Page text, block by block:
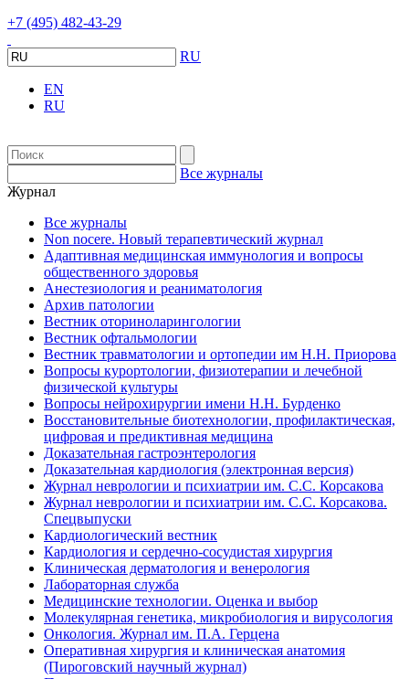
+7 (495) 482-43-29
RU
EN
RU
Все журналы
Журнал
Все журналы
Non nocere. Новый терапевтический журнал
Адаптивная медицинская иммунология и вопросы
общественного здоровья
Анестезиология и реаниматология
Архив патологии
Вестник оториноларингологии
Вестник офтальмологии
Вестник травматологии и ортопедии им Н.Н. Приорова
Вопросы курортологии, физиотерапии и лечебной
физической культуры
Вопросы нейрохирургии имени Н.Н. Бурденко
Восстановительные биотехнологии, профилактическая,
цифровая и предиктивная медицина
Доказательная гастроэнтерология
Доказательная кардиология (электронная версия)
Журнал неврологии и психиатрии им. С.С. Корсакова
Журнал неврологии и психиатрии им. С.С. Корсакова.
Спецвыпуски
Кардиологический вестник
Кардиология и сердечно-сосудистая хирургия
Клиническая дерматология и венерология
Лабораторная служба
Медицинские технологии. Оценка и выбор
Молекулярная генетика, микробиология и вирусология
Онкология. Журнал им. П.А. Герцена
Оперативная хирургия и клиническая анатомия
(Пироговский научный журнал)